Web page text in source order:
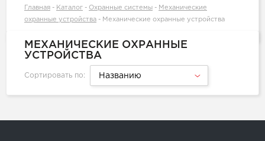
Главная - Каталог - Охранные системы - Механические
охранные устройства - Механические охранные устройства
МЕХАНИЧЕСКИЕ ОХРАННЫЕ
УСТРОЙСТВА
Сортировать по: Названию